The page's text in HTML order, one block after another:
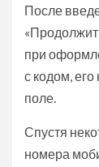
После
при
с кодом,
поле.
Спустя
номера